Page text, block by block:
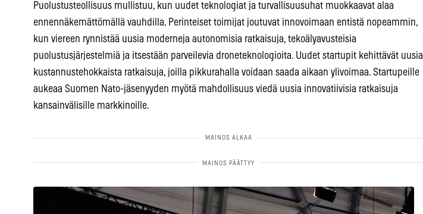
Puolustusteollisuus mullistuu, kun uudet teknologiat ja turvallisuusuhat muokkaavat alaa
ennennäkemättömällä vauhdilla. Perinteiset toimijat joutuvat innovoimaan entistä nopeammin,
kun viereen rynnistää uusia moderneja autonomisia ratkaisuja, tekoälyavusteisia
puolustusjärjestelmiä ja itsestään parveilevia droneteknologioita. Uudet startupit kehittävät uusia
kustannustehokkaista ratkaisuja, joilla pikkurahalla voidaan saada aikaan ylivoimaa. Startupeille
aukeaa Suomen Nato-jäsenyyden myötä mahdollisuus viedä uusia innovatiivisia ratkaisuja
kansainvälisille markkinoille.